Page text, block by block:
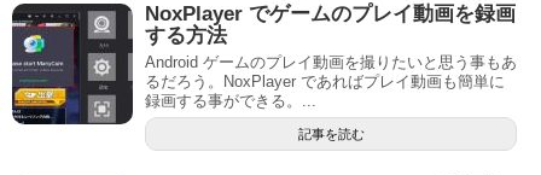
NoxPlayer でゲームのプレイ動画を録画
する方法
Android ゲームのプレイ動画を撮りたいと思う事もあ
るだろう。NoxPlayer であればプレイ動画も簡単に
録画する事ができる。...
記事を読む